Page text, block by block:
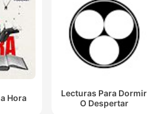
Hora
Lecturas Para Dormir
O Despertar